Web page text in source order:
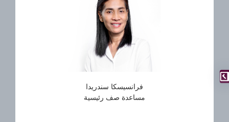
فرانسيسكا سندريدا
مساعدة صف رئيسية